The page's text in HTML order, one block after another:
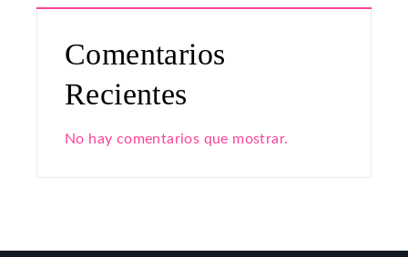
Comentarios
Recientes
No hay comentarios que mostrar.